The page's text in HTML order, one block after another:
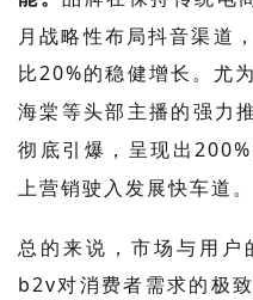
月战略性布局抖音渠道
比20%的稳健增长。尤
海棠等头部主播的强力
彻底引爆，呈现出200%
上营销驶入发展快车道。
总的来说，市场与用户
b2v对消费者需求的极